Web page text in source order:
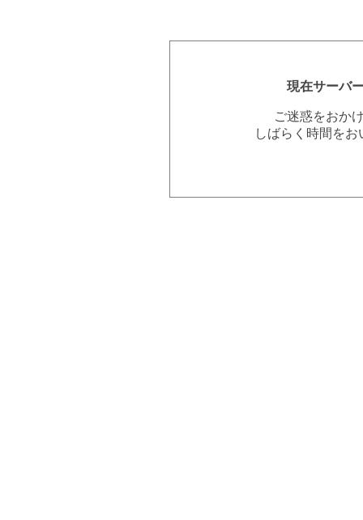
現在サーバ
ご迷惑をおか
しばらく時間を